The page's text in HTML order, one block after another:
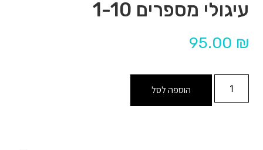
עיגולי מספרים 1-10
95.00 ₪
הוספה לסל